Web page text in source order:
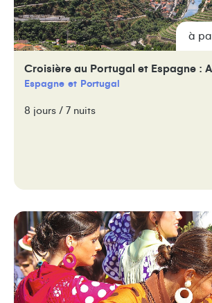
à
Croisière au Portugal et Espagne :
Espagne Portugal
8 jours / 7 nuits